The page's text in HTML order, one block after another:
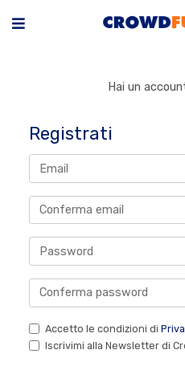
Hai un
Registrati
Accetto le condizioni di
Iscrivimi alla Newsletter di